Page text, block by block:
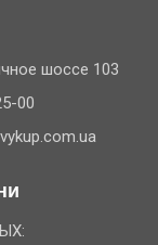
шоссе 103
00